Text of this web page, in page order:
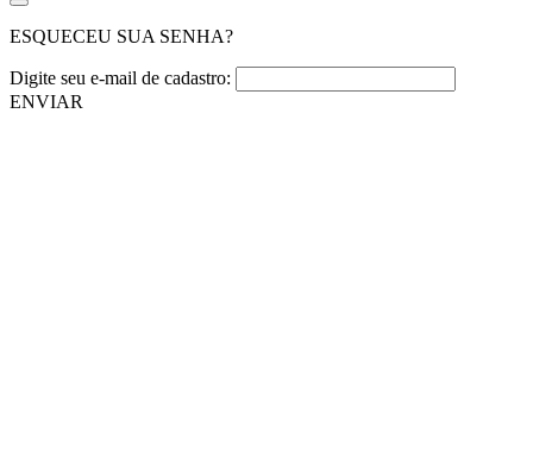
ESQUECEU SUA SENHA?
Digite seu e-mail de cadastro:
ENVIAR